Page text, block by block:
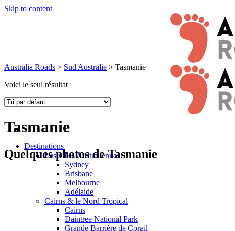
Skip to content
Destinations
Les villes Australiennes
Sydney
Brisbane
Melbourne
Adélaide
Cairns & le Nord Tropical
Cairns
Daintree National Park
Grande Barrière de Corail
Australia Roads > Sud Australie > Tasmanie
Voici le seul résultat
Tasmanie
Quelques photos de Tasmanie